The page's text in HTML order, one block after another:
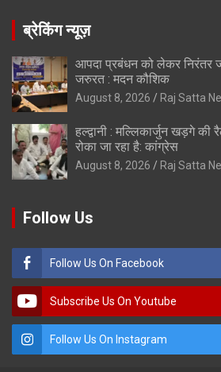
ब्रेकिंग न्यूज़
आपदा प्रबंधन को लेकर निरंतर
जरुरत : मदन कौशिक
August 8, 2026 Raj Satta
हल्द्वानी : मल्लिकार्जुन खड़गे
रोका जा रहा है: कांग्रेस
August 8, 2026 Raj Satta
Follow Us
Follow Us On Facebook
Subscribe Us On Youtube
Follow Us On Instagram